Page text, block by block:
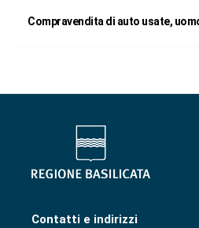
Compravendita di auto usate,
Contatti e indirizzi